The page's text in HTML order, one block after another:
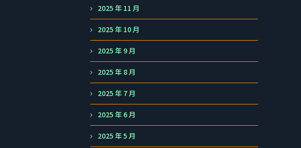
2025 年 11 月
2025 年 10 月
2025 年 9 月
2025 年 8 月
2025 年 7 月
2025 年 6 月
2025 年 5 月